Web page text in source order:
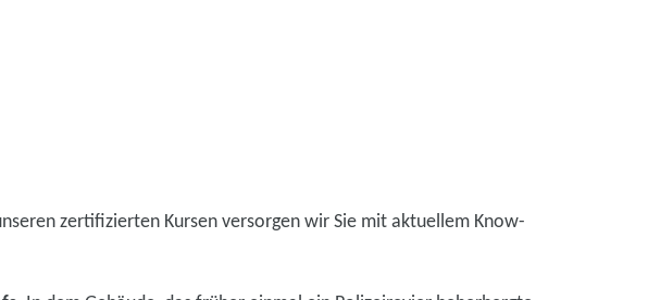
zertifizierten Kursen versorgen wir Sie mit aktuellem Know-